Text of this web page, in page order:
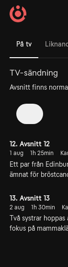
På tv
TV-sändning
Avsnitt finns
12. Avsnitt 12
1 aug 1h 25min
Ett par från
ämnat för
13. Avsnitt 13
2 aug 1h 30min
Två systrar
fokus på